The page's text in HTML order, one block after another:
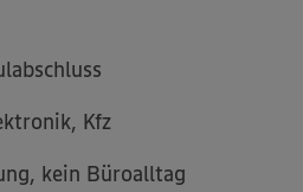
Kfz
kein Büroalltag